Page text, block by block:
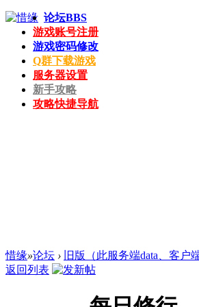
论坛BBS
游戏账号注册
游戏密码修改
Q群下载游戏
服务器设置
新手攻略
攻略快捷导航
惜缘»论坛 › 旧版（此服务端data、客户
返回列表